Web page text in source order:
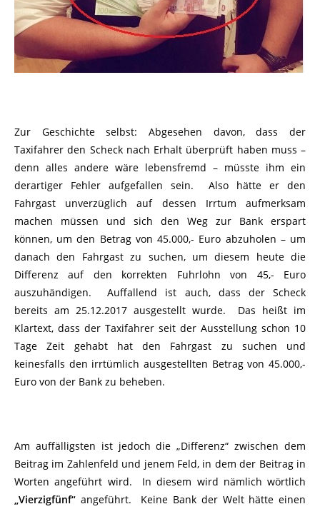
Zur Geschichte selbst: Abgesehen davon, dass der
Taxifahrer den Scheck nach Erhalt überprüft haben muss –
denn alles andere wäre lebensfremd – müsste ihm ein
derartiger Fehler aufgefallen sein. Also hätte er den
Fahrgast unverzüglich auf dessen Irrtum aufmerksam
machen müssen und sich den Weg zur Bank erspart
können, um den Betrag von 45.000,- Euro abzuholen – um
danach den Fahrgast zu suchen, um diesem heute die
Differenz auf den korrekten Fuhrlohn von 45,- Euro
auszuhändigen. Auffallend ist auch, dass der Scheck
bereits am 25.12.2017 ausgestellt wurde. Das heißt im
Klartext, dass der Taxifahrer seit der Ausstellung schon 10
Tage Zeit gehabt hat den Fahrgast zu suchen und
keinesfalls den irrtümlich ausgestellten Betrag von 45.000,-
Euro von der Bank zu beheben.
Am auffälligsten ist jedoch die „Differenz“ zwischen dem
Beitrag im Zahlenfeld und jenem Feld, in dem der Beitrag in
Worten angeführt wird. In diesem wird nämlich wörtlich
„Vierzigfünf“ angeführt. Keine Bank der Welt hätte einen